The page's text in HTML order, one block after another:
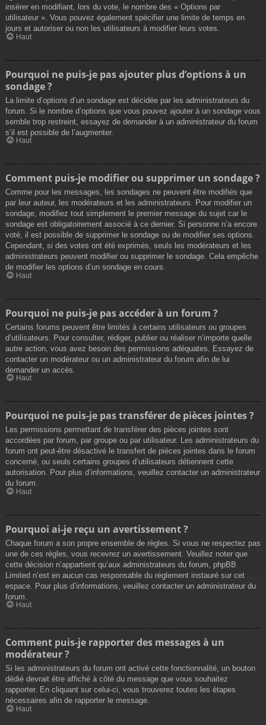
insérer en modifiant, lors du vote, le nombre des « Options par
utilisateur ». Vous pouvez également spécifier une limite de temps en
jours et autoriser ou non les utilisateurs à modifier leurs votes.
Haut
Pourquoi ne puis-je pas ajouter plus d’options à un
sondage ?
La limite d’options d’un sondage est décidée par les administrateurs du
forum. Si le nombre d’options que vous pouvez ajouter à un sondage vous
semble trop restreint, essayez de demander à un administrateur du forum
s’il est possible de l’augmenter.
Haut
Comment puis-je modifier ou supprimer un sondage ?
Comme pour les messages, les sondages ne peuvent être modifiés que
par leur auteur, les modérateurs et les administrateurs. Pour modifier un
sondage, modifiez tout simplement le premier message du sujet car le
sondage est obligatoirement associé à ce dernier. Si personne n’a encore
voté, il est possible de supprimer le sondage ou de modifier ses options.
Cependant, si des votes ont été exprimés, seuls les modérateurs et les
administrateurs peuvent modifier ou supprimer le sondage. Cela empêche
de modifier les options d’un sondage en cours.
Haut
Pourquoi ne puis-je pas accéder à un forum ?
Certains forums peuvent être limités à certains utilisateurs ou groupes
d’utilisateurs. Pour consulter, rédiger, publier ou réaliser n’importe quelle
autre action, vous avez besoin des permissions adéquates. Essayez de
contacter un modérateur ou un administrateur du forum afin de lui
demander un accès.
Haut
Pourquoi ne puis-je pas transférer de pièces jointes ?
Les permissions permettant de transférer des pièces jointes sont
accordées par forum, par groupe ou par utilisateur. Les administrateurs du
forum ont peut-être désactivé le transfert de pièces jointes dans le forum
concerné, ou seuls certains groupes d’utilisateurs détiennent cette
autorisation. Pour plus d’informations, veuillez contacter un administrateur
du forum.
Haut
Pourquoi ai-je reçu un avertissement ?
Chaque forum a son propre ensemble de règles. Si vous ne respectez pas
une de ces règles, vous recevrez un avertissement. Veuillez noter que
cette décision n’appartient qu’aux administrateurs du forum, phpBB
Limited n’est en aucun cas responsable du règlement instauré sur cet
espace. Pour plus d’informations, veuillez contacter un administrateur du
forum.
Haut
Comment puis-je rapporter des messages à un
modérateur ?
Si les administrateurs du forum ont activé cette fonctionnalité, un bouton
dédié devrait être affiché à côté du message que vous souhaitez
rapporter. En cliquant sur celui-ci, vous trouverez toutes les étapes
nécessaires afin de rapporter le message.
Haut